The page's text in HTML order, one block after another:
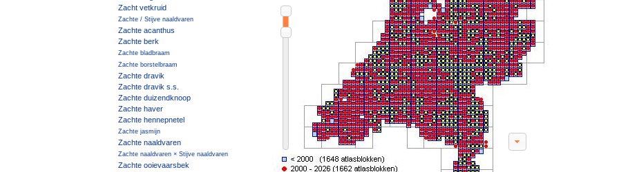
Zacht vetkruid
Zachte / Stijve naaldvaren
Zachte acanthus
Zachte berk
Zachte bladbraam
Zachte borstelbraam
Zachte dravik
Zachte dravik s.s.
Zachte duizendknoop
Zachte haver
Zachte hennepnetel
Zachte jasmijn
Zachte naaldvaren
Zachte naaldvaren × Stijve naaldvaren
Zachte ooievaarsbek